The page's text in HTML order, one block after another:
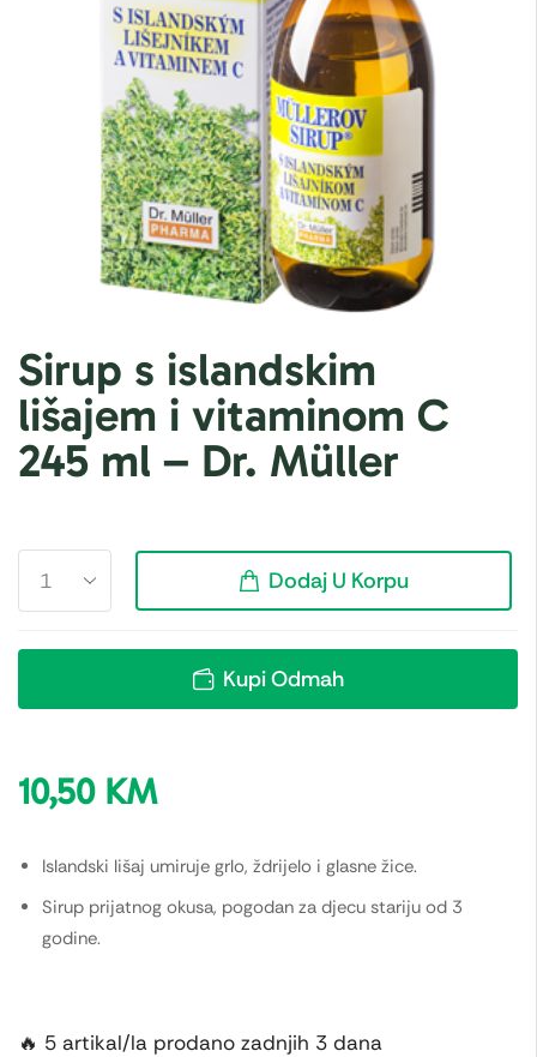
Sirup s islandskim
lišajem i vitaminom C
245 ml – Dr. Müller
Dodaj U Korpu
Kupi Odmah
10,50 KM
Islandski lišaj umiruje grlo, ždrijelo i glasne žice.
Sirup prijatnog okusa, pogodan za djecu stariju od 3
godine.
🔥 5 artikal/la prodano zadnjih 3 dana